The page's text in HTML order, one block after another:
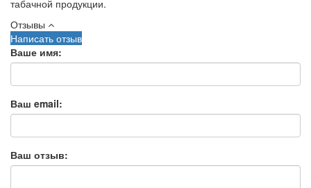
табачной продукции.
Отзывы
Написать отзыв
Ваше имя:
Ваш email:
Ваш отзыв: